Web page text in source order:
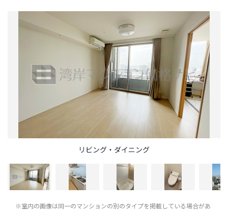
リビング・ダイニング
※室内の画像は同一のマンションの別のタイプを掲載している場合があ